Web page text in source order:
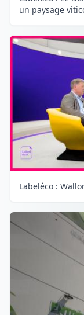
un paysage
Labeléco :